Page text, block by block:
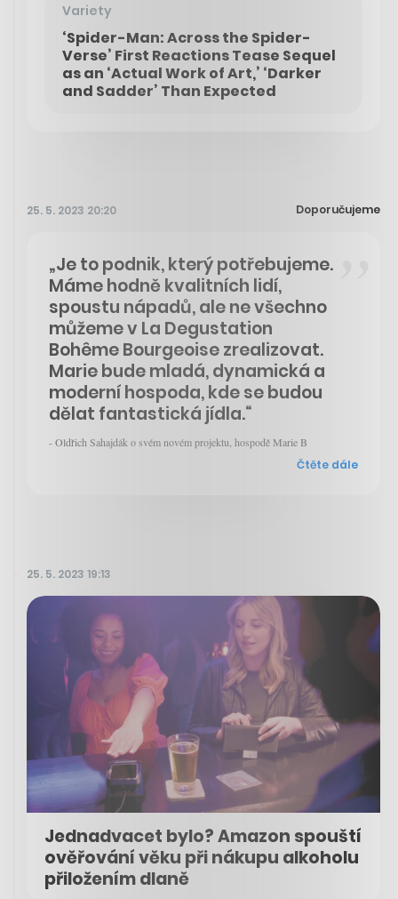
Variety
‘Spider-Man: Across the Spider-
Verse’ First Reactions Tease Sequel
as an ‘Actual Work of Art,’ ‘Darker
and Sadder’ Than Expected
25. 5. 2023 20:20 Doporučujeme
„Je to podnik, který potřebujeme.
Máme hodně kvalitních lidí,
spoustu nápadů, ale ne všechno
můžeme v La Degustation
Bohême Bourgeoise zrealizovat.
Marie bude mladá, dynamická a
moderní hospoda, kde se budou
dělat fantastická jídla.“
- Oldřich Sahajdák o svém novém projektu, hospodě Marie B
Čtěte dále
25. 5. 2023 19:13
Jednadvacet bylo? Amazon spouští
ověřování věku při nákupu alkoholu
přiložením dlaně